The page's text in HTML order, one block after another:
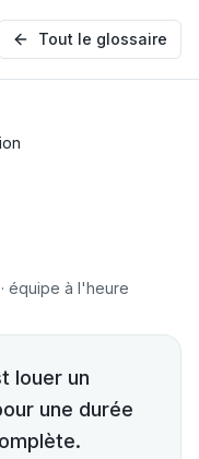
Tout le glossaire
équipe à l'heure
louer un
une durée